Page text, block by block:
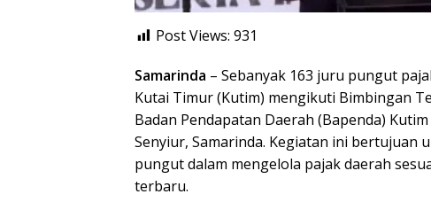
Post Views: 931
Samarinda – Sebanyak 163 juru pungut
Kutai Timur (Kutim) mengikuti Bimbingan
Badan Pendapatan Daerah (Bapenda)
Senyiur, Samarinda. Kegiatan ini
pungut dalam mengelola pajak daerah
terbaru.